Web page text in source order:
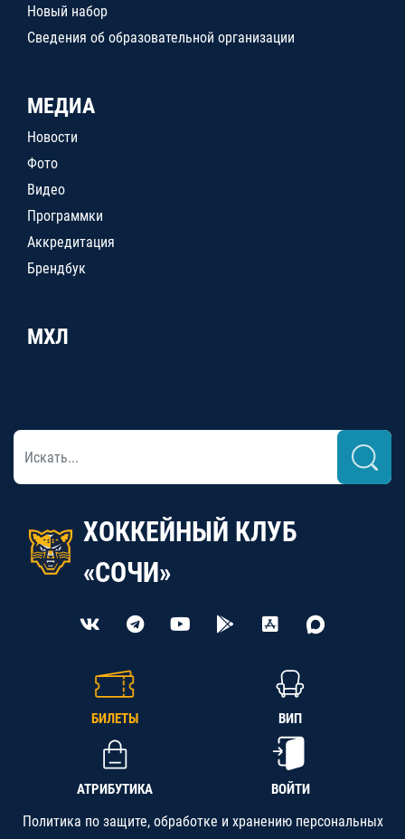
Новый набор
Сведения об образовательной организации
МЕДИА
Новости
Фото
Видео
Программки
Аккредитация
Брендбук
МХЛ
ХОККЕЙНЫЙ КЛУБ
«СОЧИ»
БИЛЕТЫ ВИП
АТРИБУТИКА ВОЙТИ
Политика по защите, обработке и хранению персональных